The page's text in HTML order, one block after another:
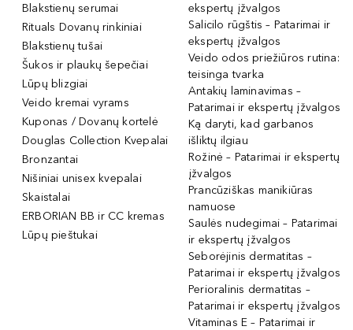
Blakstienų serumai
Rituals Dovanų rinkiniai
Blakstienų tušai
Šukos ir plaukų šepečiai
Lūpų blizgiai
Veido kremai vyrams
Kuponas / Dovanų kortelė
Douglas Collection Kvepalai
Bronzantai
Nišiniai unisex kvepalai
Skaistalai
ERBORIAN BB ir CC kremas
Lūpų pieštukai
ekspertų įžvalgos
Salicilo rūgštis – Patarimai ir
ekspertų įžvalgos
Veido odos priežiūros rutina:
teisinga tvarka
Antakių laminavimas –
Patarimai ir ekspertų įžvalgos
Ką daryti, kad garbanos
išliktų ilgiau
Rožinė – Patarimai ir ekspertų
įžvalgos
Prancūziškas manikiūras
namuose
Saulės nudegimai – Patarimai
ir ekspertų įžvalgos
Seborėjinis dermatitas –
Patarimai ir ekspertų įžvalgos
Perioralinis dermatitas –
Patarimai ir ekspertų įžvalgos
Vitaminas E – Patarimai ir